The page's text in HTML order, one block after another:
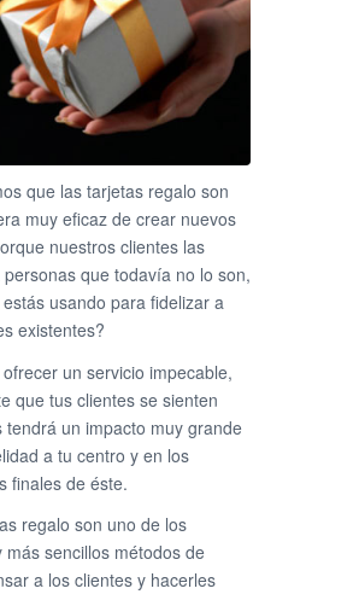
que las tarjetas regalo son
muy eficaz de crear nuevos
nuestros clientes las
que todavía no lo son,
usando para fidelizar a
existentes?
un servicio impecable,
que tus clientes se sienten
tendrá un impacto muy grande
a tu centro y en los
finales de éste.
regalo son uno de los
más sencillos métodos de
a los clientes y hacerles